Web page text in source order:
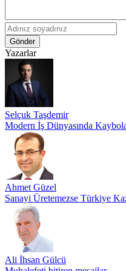
Gönder
Yazarlar
Selçuk Taşdemir
Modern İş Dünyasında
Ahmet Güzel
Sanayi Üretemezse Türkiye
Ali İhsan Gülcü